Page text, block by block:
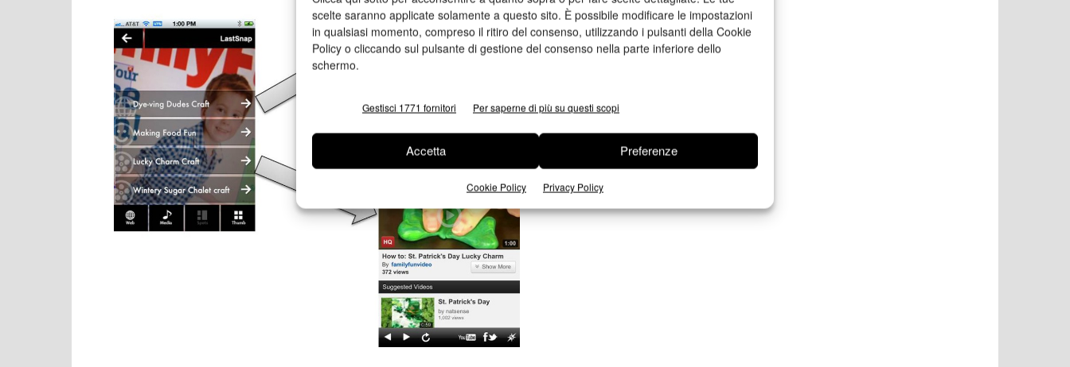
scelte saranno applicate solamente a questo sito. È possibile modificare le impostazioni
in qualsiasi momento, compreso il ritiro del consenso, utilizzando i pulsanti della Cookie
Policy o cliccando sul pulsante di gestione del consenso nella parte inferiore dello
schermo.
Gestisci 1771 fornitori Per saperne di più su questi scopi
Accetta Preferenze
Cookie Policy Privacy Policy